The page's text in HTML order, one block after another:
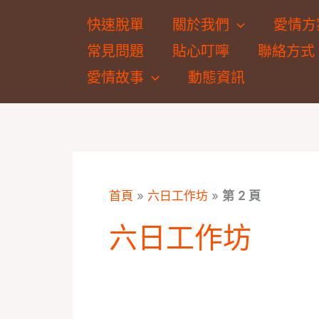
快速脫單 關於我們
愛情
常見問題
貼心叮嚀
聯絡方式
愛情故事
動態資訊
首頁 » 六日工作坊 » 第 2 頁
六日工作坊